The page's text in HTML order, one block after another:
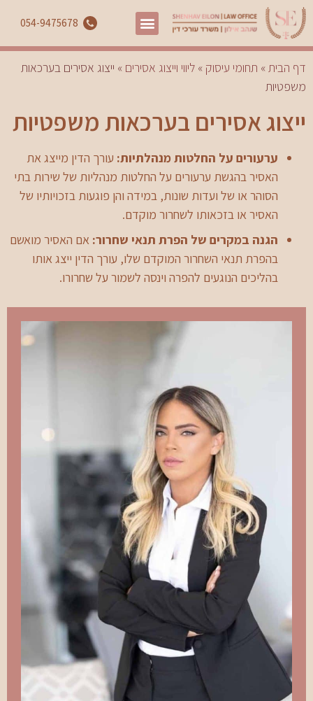
054-9475678
דף הבית» תחומי עיסוק » ליווי וייצוג אסירים » ייצוג אסירים בערכאות
משפטיות
ייצוג אסירים בערכאות משפטיות
ערעורים על החלטות מנהלתיות: עורך הדין מייצג את
האסיר בהגשת ערעורים על החלטות מנהליות של שירות בתי
הסוהר או של ועדות שונות, במידה והן פוגעות בזכויותיו של
האסיר או בזכאותו לשחרור מוקדם.
הגנה במקרים של הפרת תנאי שחרור: אם האסיר מואשם
בהפרת תנאי השחרור המוקדם שלו, עורך הדין ייצג אותו
בהליכים הנוגעים להפרה וינסה לשמור על שחרורו.